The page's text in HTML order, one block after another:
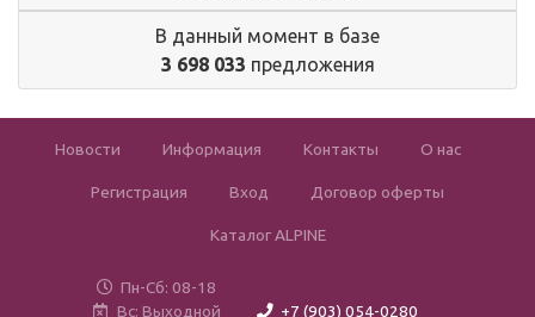
В данный момент в базе
3 698 033 предложения
Новости Информация Контакты О нас
Регистрация Вход Договор оферты
Каталог ALPINE
Пн-Сб: 08-18
Вс: Выходной
+7 (903) 054-0280